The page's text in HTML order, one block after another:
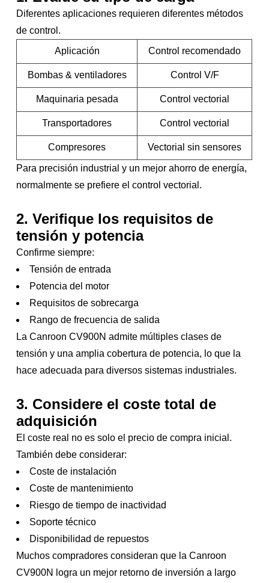
Diferentes aplicaciones requieren diferentes métodos
de control.
Aplicación
Control recomendado
Bombas & ventiladores Control V/F
Maquinaria pesada Control vectorial
Transportadores Control vectorial
Compresores Vectorial sin sensores
Para precisión industrial y un mejor ahorro de energía,
normalmente se prefiere el control vectorial.
2. Verifique los requisitos de
tensión y potencia
Confirme siempre:
Tensión de entrada
Potencia del motor
Requisitos de sobrecarga
Rango de frecuencia de salida
La Canroon CV900N admite múltiples clases de
tensión y una amplia cobertura de potencia, lo que la
hace adecuada para diversos sistemas industriales.
3. Considere el coste total de
adquisición
El coste real no es solo el precio de compra inicial.
También debe considerar:
Coste de instalación
Coste de mantenimiento
Riesgo de tiempo de inactividad
Soporte técnico
Disponibilidad de repuestos
Muchos compradores consideran que la Canroon
CV900N logra un mejor retorno de inversión a largo